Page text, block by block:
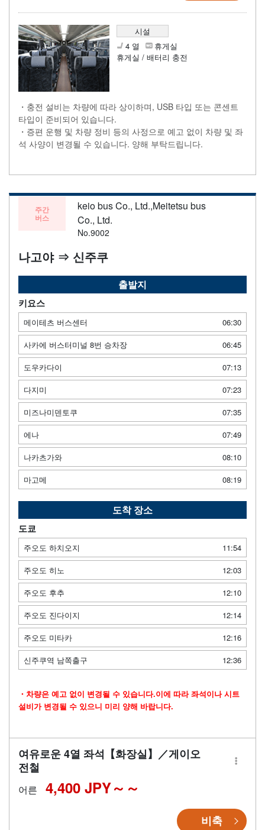
시설
4 열
휴게실
휴게실 / 배터리 충전
・충전 설비는 차량에 따라 상이하며, USB 타입 또는 콘센트
타입이 준비되어 있습니다.
・증편 운행 및 차량 정비 등의 사정으로 예고 없이 차량 및 좌
석 사양이 변경될 수 있습니다. 양해 부탁드립니다.
주간
버스
keio bus Co., Ltd.,Meitetsu bus
Co., Ltd.
No.9002
나고야 ⇒ 신주쿠
출발지
키요스
메이테츠 버스센터
06:30
사카에 버스터미널 8번 승차장
06:45
도우카다이
07:13
다지미
07:23
미즈나미덴토쿠
07:35
에나
07:49
나카츠가와
08:10
마고메
08:19
도착 장소
도쿄
주오도 하치오지
11:54
주오도 히노
12:03
주오도 후추
12:10
주오도 진다이지
12:14
주오도 미타카
12:16
신주쿠역 남쪽출구
12:36
・차량은 예고 없이 변경될 수 있습니다.이에 따라 좌석이나 시트
설비가 변경될 수 있으니 미리 양해 바랍니다.
여유로운 4열 좌석【화장실】／게이오
전철
어른 4,400 JPY～
비축